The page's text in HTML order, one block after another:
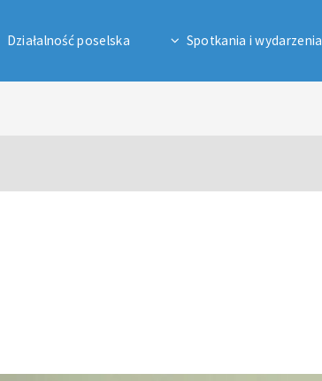
Działalność poselska Spotkania i wydarzenia